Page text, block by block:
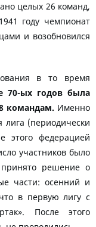
целых 26 команд,
году чемпионат
и возобновился
в то время
70-ых годов была
командам. Именно
(периодически
этого федерацией
участников было
решение о
части: осенний и
в первую лигу с
После этого